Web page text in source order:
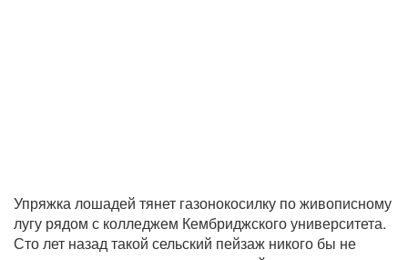
Упряжка лошадей тянет газонокосилку по живописному
лугу рядом с колледжем Кембриджского университета.
Сто лет назад такой сельский пейзаж никого бы не